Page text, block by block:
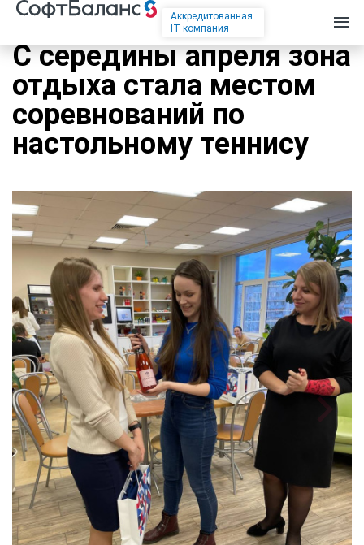
Аккредитованная
IT компания
С середины апреля зона
отдыха стала местом
соревнований по
настольному теннису